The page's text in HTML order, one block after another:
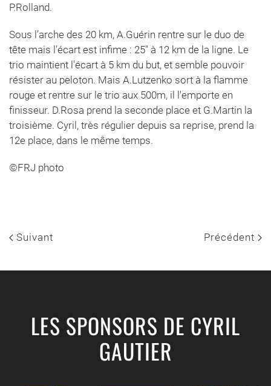
P.Rolland.
Sous l’arche des 20 km, A.Guérin rentre sur le duo de
tête mais l’écart est infime : 25″ à 12 km de la ligne. Le
trio maintient l'écart à 5 km du but, et semble pouvoir
résister au peloton. Mais A.Lutzenko sort à la flamme
rouge et rentre sur le trio aux 500m, il l'emporte en
finisseur. D.Rosa prend la seconde place et G.Martin la
troisième. Cyril, très régulier depuis sa reprise, prend la
12e place, dans le même temps.
©FRJ photo
Suivant Précédent
LES SPONSORS DE CYRIL
GAUTIER